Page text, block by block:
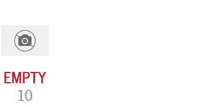
EMPTY
10